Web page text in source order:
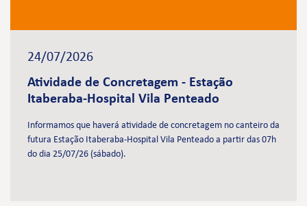
24/07/2026
Atividade de Concretagem - Estação
Itaberaba-Hospital Vila Penteado
Informamos que haverá atividade de concretagem no canteiro da
futura Estação Itaberaba-Hospital Vila Penteado a partir das 07h
do dia 25/07/26 (sábado).